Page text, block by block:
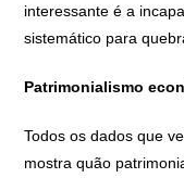
interessante é a
sistemático para
Patrimonialismo
Todos os dados que
mostra quão